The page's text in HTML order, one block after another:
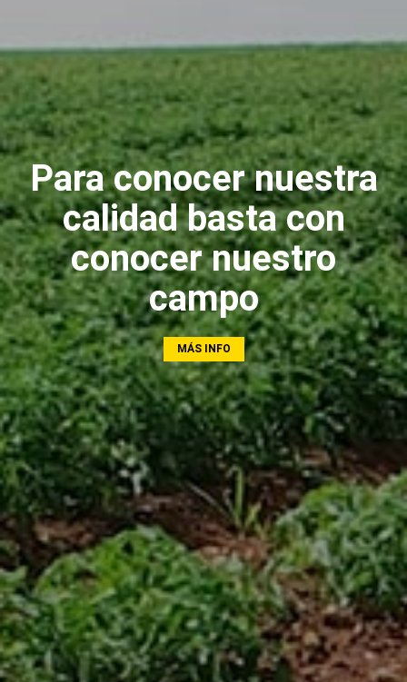
Para conocer nuestra
calidad basta con
conocer nuestro
campo
MÁS INFO